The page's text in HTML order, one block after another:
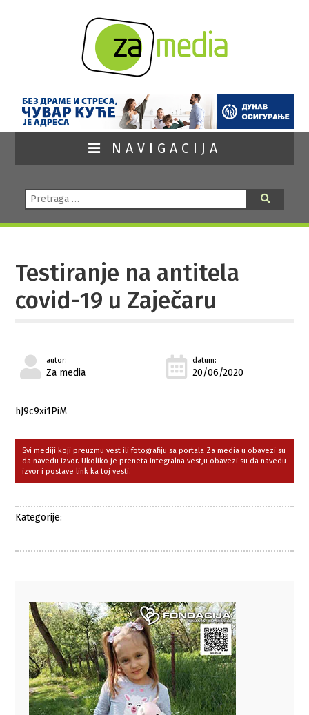
NAVIGACIJA
Pretraga:
Testiranje na antitela
covid-19 u Zaječaru
autor:
Za media
datum:
20/06/2020
hJ9c9xi1PiM
Svi mediji koji preuzmu vest ili fotografiju sa portala Za media u obavezi su
da navedu izvor. Ukoliko je preneta integralna vest,u obavezi su da navedu
izvor i postave link ka toj vesti.
Kategorije: